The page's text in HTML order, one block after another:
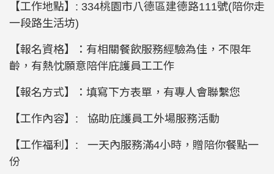
【工作地點】: 334桃園市八德區建德路111號(陪你走
一段路生活坊)
【報名資格】：有相關餐飲服務經驗為佳，不限年
齡，有熱忱願意陪伴庇護員工工作
【報名方式】：填寫下方表單，有專人會聯繫您
【工作內容】: 協助庇護員工外場服務活動
【工作福利】: 一天內服務滿4小時，贈陪你餐點一
份